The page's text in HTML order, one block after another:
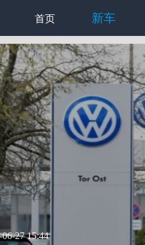
首页 新车
27 15:44